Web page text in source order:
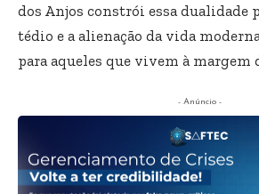
dos Anjos constrói essa dualidade
tédio e a alienação da vida
para aqueles que vivem à margem
- Anúncio -